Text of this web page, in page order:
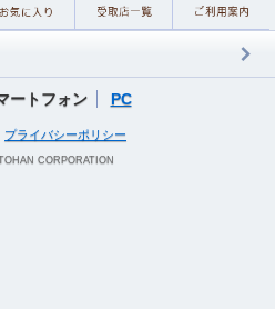
ートフォン PC
プライバシーポリシー
CORPORATION